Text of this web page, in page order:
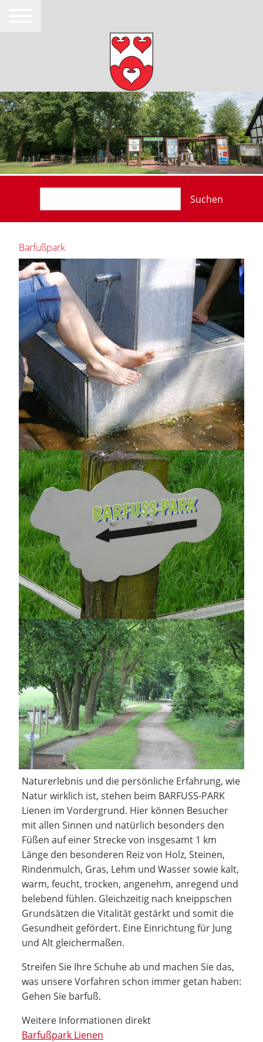
Suchen
Barfußpark
Naturerlebnis und die persönliche Erfahrung, wie
Natur wirklich ist, stehen beim BARFUSS-PARK
Lienen im Vordergrund. Hier können Besucher
mit allen Sinnen und natürlich besonders den
Füßen auf einer Strecke von insgesamt 1 km
Länge den besonderen Reiz von Holz, Steinen,
Rindenmulch, Gras, Lehm und Wasser sowie kalt,
warm, feucht, trocken, angenehm, anregend und
belebend fühlen. Gleichzeitig nach kneippschen
Grundsätzen die Vitalität gestärkt und somit die
Gesundheit gefördert. Eine Einrichtung für Jung
und Alt gleichermaßen.
Streifen Sie Ihre Schuhe ab und machen Sie das,
was unsere Vorfahren schon immer getan haben:
Gehen Sie barfuß.
Weitere Informationen direkt
Barfußpark Lienen